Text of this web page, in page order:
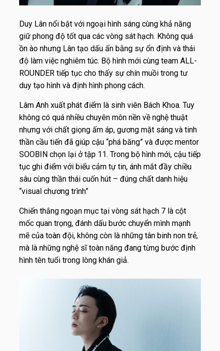
Duy Lân nổi bật với ngoại hình sáng cùng khả năng
giữ phong độ tốt qua các vòng sát hạch. Không quá
ồn ào nhưng Lân tạo dấu ấn bằng sự ổn định và thái
độ làm việc nghiêm túc. Bộ hình mới cùng team ALL-
ROUNDER tiếp tục cho thấy sự chín muồi trong tư
duy tạo hình và định hình phong cách.
Lâm Anh xuất phát điểm là sinh viên Bách Khoa. Tuy
không có quá nhiều chuyên môn nền về nghệ thuật
nhưng với chất giọng ấm áp, gương mặt sáng và tinh
thần cầu tiến đã giúp cậu “phá băng” và được mentor
SOOBIN chọn lại ở tập 11. Trong bộ hình mới, cậu tiếp
tục ghi điểm với biểu cảm tự tin, ánh mắt đầy chiều
sâu cùng thần thái cuốn hút – đúng chất danh hiệu
“visual chương trình”
Chiến thắng ngoạn mục tại vòng sát hạch 7 là cột
mốc quan trọng, đánh dấu bước chuyển mình mạnh
mẽ của toàn đội, không còn là những tân binh non trẻ,
mà là những nghệ sĩ toàn năng đang từng bước định
hình tên tuổi trong lòng khán giả.